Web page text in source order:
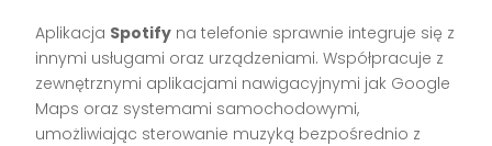
Aplikacja Spotify na telefonie sprawnie integruje się z
innymi usługami oraz urządzeniami. Współpracuje z
zewnętrznymi aplikacjami nawigacyjnymi jak Google
Maps oraz systemami samochodowymi,
umożliwiając sterowanie muzyką bezpośrednio z